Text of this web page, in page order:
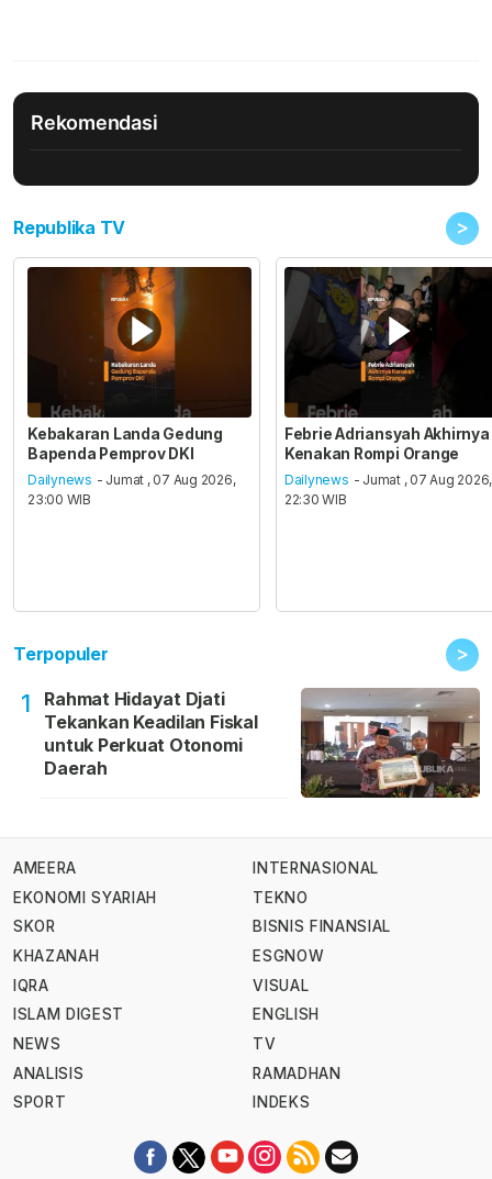
Rekomendasi
Republika TV >
Kebakaran Landa Gedung
Bapenda Pemprov DKI
Dailynews - Jumat , 07 Aug 2026,
23:00 WIB
Febrie Adriansyah Akhirnya
Kenakan Rompi Orange
Dailynews - Jumat , 07 Aug 2026,
22:30 WIB
Terpopuler >
1
Rahmat Hidayat Djati
Tekankan Keadilan Fiskal
untuk Perkuat Otonomi
Daerah
AMEERA
EKONOMI SYARIAH
SKOR
KHAZANAH
IQRA
ISLAM DIGEST
NEWS
ANALISIS
SPORT
INTERNASIONAL
TEKNO
BISNIS FINANSIAL
ESGNOW
VISUAL
ENGLISH
TV
RAMADHAN
INDEKS